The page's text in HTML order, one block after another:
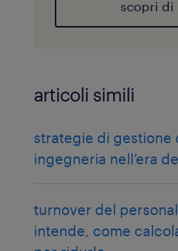
scopri di
articoli simili
strategie di gestione
ingegneria nell’era
turnover del
intende, come